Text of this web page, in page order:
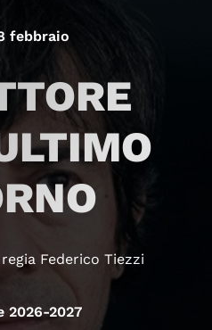
febbraio
Federico Tiezzi
2026-2027